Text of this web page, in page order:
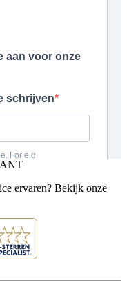
ervaren? Bekijk onze